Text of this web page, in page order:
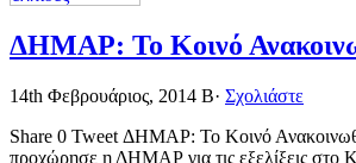
ΔΗΜΑΡ: Το Κοινό
14th Φεβρουάριος, 2014 Β· Σχολιάστε
Share 0 Tweet ΔΗΜΑΡ: Το Κοινό
προχώρησε η ΔΗΜΑΡ για τις εξελίξεις στο